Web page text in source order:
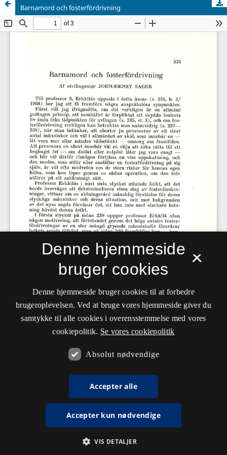
Barnamord och fosterfördrivning
×
Denne hjemmeside
bruger cookies
Denne hjemmeside bruger cookies til at forbedre
brugeroplevelsen. Ved at bruge vores hjemmeside giver du
samtykke til alle cookies i overensstemmelse med vores
cookiepolitik. Se vores cookiepolitik
Absolut nødvendige
Accepter alle
Accepter kun nødvendige
VIS DETALJER